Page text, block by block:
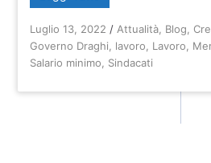
Luglio 13, 2022 / Attualità Blog ,
Governo Draghi
lavoro Lavoro
Salario minimo
Sindacati